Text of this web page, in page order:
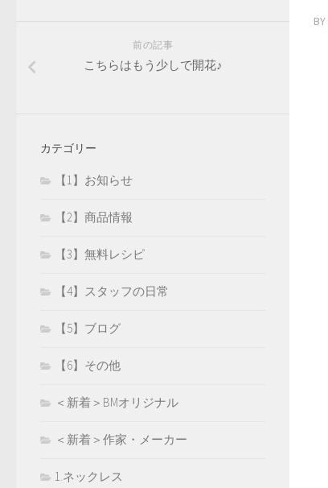
BY
前の記事
こちらはもう少しで開花♪
カテゴリー
【1】お知らせ
【2】商品情報
【3】無料レシピ
【4】スタッフの日常
【5】ブログ
【6】その他
＜新着＞BMオリジナル
＜新着＞作家・メーカー
1.ネックレス